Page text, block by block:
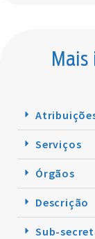
Serviços
Órgãos
Descrição
Sub-